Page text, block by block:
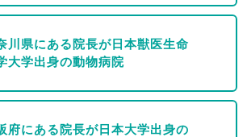
川県にある院長が日本獣医生命
大学出身の動物病院
府にある院長が日本大学出身の